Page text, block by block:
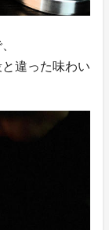
違った味わい